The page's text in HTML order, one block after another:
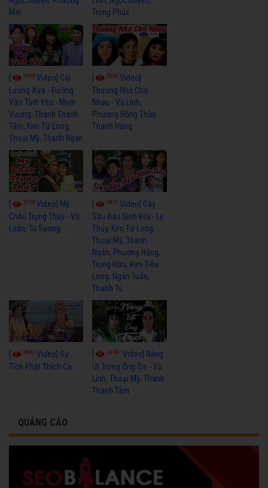
Mai
Trọng Phúc
3679 Video] Cải
Lương Xưa - Đường
Vào Tình Yêu - Minh
Vương, Thanh Thanh
Tâm, Kim Tử Long,
Thoại Mỹ, Thanh Ngân
3500Video]
Thương Nhớ Cho
Nhau - Vũ Linh,
Phương Hồng Thủy,
Thanh Hằng
3719 Video] Mỹ
Châu Trọng Thủy - Vũ
Luân, Tú Sương
3871Video] Cây
Sầu Đâu Sinh Đôi - Lệ
Thủy, Kim Tử Long,
Thoại Mỹ, Thanh
Ngân, Phượng Hằng,
Trọng Hữu, Kim Tiểu
Long, Ngân Tuấn,
Thanh Tú
[ 3947 Video] Sự
Tích Phật Thích Ca
[ 12187Video] Nàng
Út Trong Ống Tre - Vũ
Linh, Thoại Mỹ, Thanh
Thanh Tâm
QUẢNG CÁO